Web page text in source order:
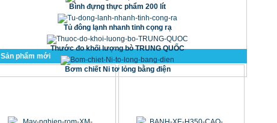
Bình đựng thực phẩm 200 lít
Tủ đông lạnh nhanh tinh cọng rạ
Thước đo khối lượng bò TRUNG QUỐC
Bơm chiết Ni tơ lỏng bằng điện
Sản phẩm mới